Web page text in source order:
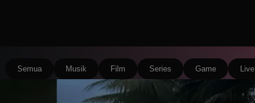
Semua Musik Film Series Game Live